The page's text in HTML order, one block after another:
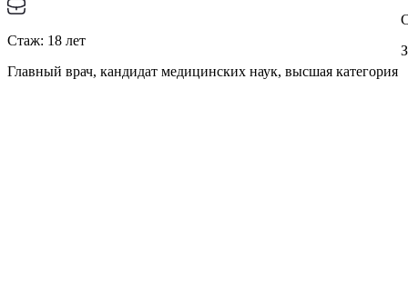
Стаж: 18 лет
Главный врач, кандидат медицинских наук, высшая категория